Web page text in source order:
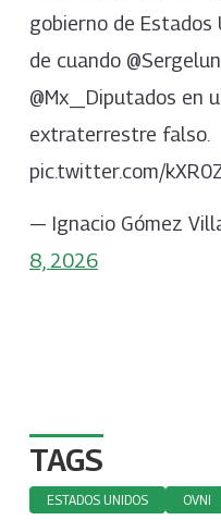
gobierno de
de cuando
@Mx_Diputados en
extraterrestre falso.
pic.twitter.com/
— Ignacio Gómez
8, 2026
TAGS
ESTADOS UNIDOS OVNI